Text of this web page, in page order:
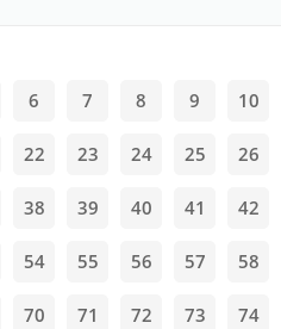
6 7 8 9 10
22 23 24 25 26
38 39 40 41 42
54 55 56 57 58
70 71 72 73 74